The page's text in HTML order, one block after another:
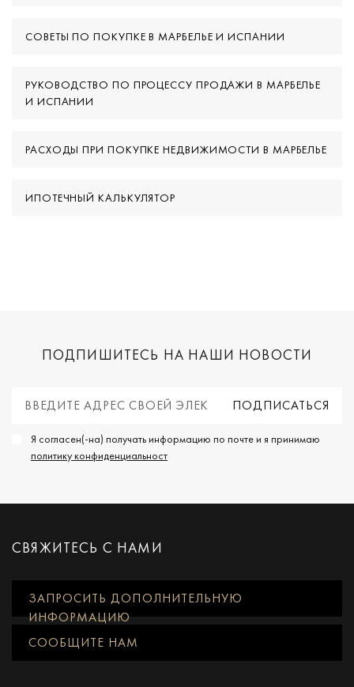
СОВЕТЫ ПО ПОКУПКЕ В МАРБЕЛЬЕ И ИСПАНИИ
РУКОВОДСТВО ПО ПРОЦЕССУ ПРОДАЖИ В МАРБЕЛЬЕ
И ИСПАНИИ
РАСХОДЫ ПРИ ПОКУПКЕ НЕДВИЖИМОСТИ В МАРБЕЛЬЕ
ИПОТЕЧНЫЙ КАЛЬКУЛЯТОР
ПОДПИШИТЕСЬ НА НАШИ НОВОСТИ
Я согласен(-на) получать информацию по почте и я принимаю
политику конфиденциальност
СВЯЖИТЕСЬ С НАМИ
ЗАПРОСИТЬ ДОПОЛНИТЕЛЬНУЮ
ИНФОРМАЦИЮ
СООБЩИТЕ НАМ